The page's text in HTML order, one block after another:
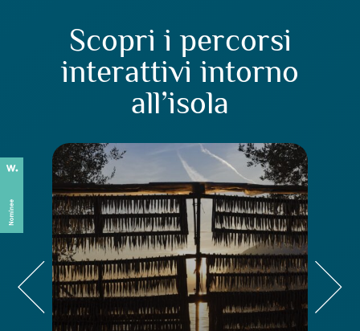
Scopri i percorsi
interattivi intorno
all’isola